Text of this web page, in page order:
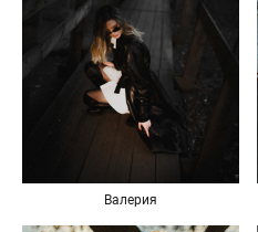
Валерия